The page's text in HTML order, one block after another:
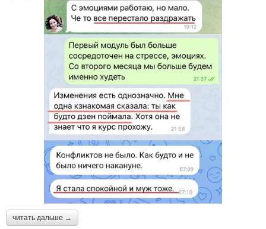
читать дальше →